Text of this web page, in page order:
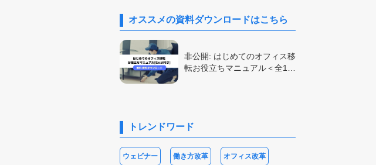
オススメの資料ダウンロードはこちら
非公開: はじめてのオフィス移
転お役立ちマニュアル＜全1…
トレンドワード
ウェビナー 働き方改革 オフィス改革